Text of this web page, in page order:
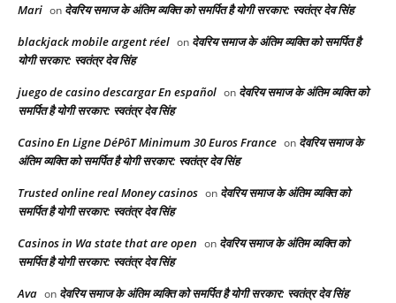
Mari on देवरिय समाज के अंतिम व्यक्ति को समर्पित है योगी सरकार: स्वतंत्र देव सिंह
blackjack mobile argent réel on देवरिय समाज के अंतिम व्यक्ति को समर्पित है
योगी सरकार: स्वतंत्र देव सिंह
juego de casino descargar En español on देवरिय समाज के अंतिम व्यक्ति को
समर्पित है योगी सरकार: स्वतंत्र देव सिंह
Casino En Ligne DéPôT Minimum 30 Euros France on देवरिय समाज के
अंतिम व्यक्ति को समर्पित है योगी सरकार: स्वतंत्र देव सिंह
Trusted online real Money casinos on देवरिय समाज के अंतिम व्यक्ति को
समर्पित है योगी सरकार: स्वतंत्र देव सिंह
Casinos in Wa state that are open on देवरिय समाज के अंतिम व्यक्ति को
समर्पित है योगी सरकार: स्वतंत्र देव सिंह
Ava on देवरिय समाज के अंतिम व्यक्ति को समर्पित है योगी सरकार: स्वतंत्र देव सिंह